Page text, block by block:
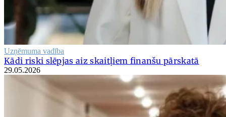
Uzņēmuma vadība
Kādi riski slēpjas aiz skaitļiem finanšu pārskatā
29.05.2026